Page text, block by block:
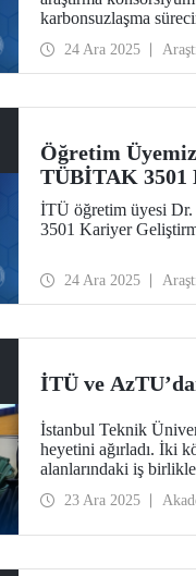
karbonsuzlaşma
24 Ara 2025
Öğretim
TÜBİTAK 3501
İTÜ öğretim üyesi
3501 Kariyer
24 Ara 2025
İTÜ ve
İstanbul Teknik
heyetini ağırladı. İki
alanlarındaki iş
bir yelpazede stratejik
23 Ara 2025